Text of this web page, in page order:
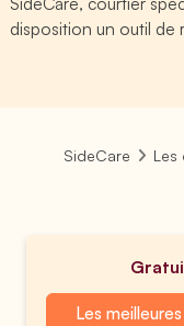
disposition un outil de
SideCare Les
Les